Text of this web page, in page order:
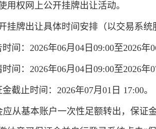
用权网上公开挂牌出让活动。
挂牌出让具体时间安排（以交易系
间：2026年06月04日09:00至2026年
间：2026年06月04日09:00至2026年
截止时间：2026年07月01日 17:00。
应从基本账户一次性足额转出，保证